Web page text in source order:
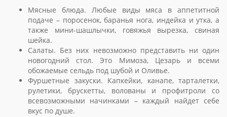
Мясные блюда. Любые виды мяса в аппетитной
подаче – поросенок, баранья нога, индейка и утка, а
также мини-шашлычки, говяжья вырезка, свиная
шейка.
Салаты. Без них невозможно представить ни один
новогодний стол. Это Мимоза, Цезарь и всеми
обожаемые сельдь под шубой и Оливье.
Фуршетные закуски. Капкейки, канапе, тарталетки,
рулетики, брускетты, волованы и профитроли со
всевозможными начинками – каждый найдет себе
вкус по душе.